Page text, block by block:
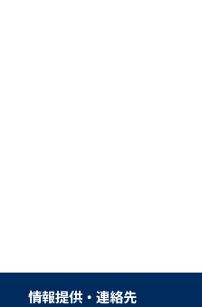
情報提供・連絡先